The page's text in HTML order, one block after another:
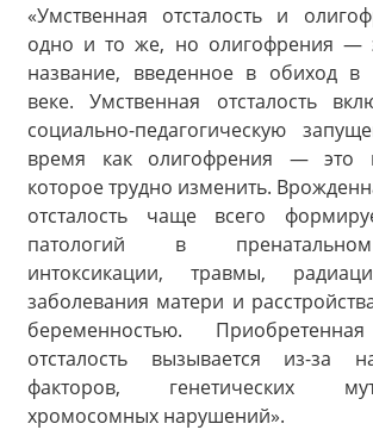
«Умственная отсталость и
одно и то же, но олигофрения —
название, введенное в обиход в
веке. Умственная отсталость
социально-педагогическую
время как олигофрения — это
которое трудно изменить.
отсталость чаще всего
патологий в
интоксикации, травмы,
заболевания матери и
беременностью.
отсталость вызывается из-за
факторов, генетических
хромосомных нарушений».